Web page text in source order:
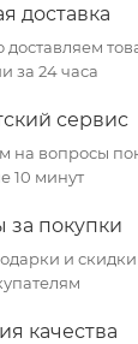
доставка
за 24 часа
сервис
на вопросы
10 минут
за покупки
и скидки
качества